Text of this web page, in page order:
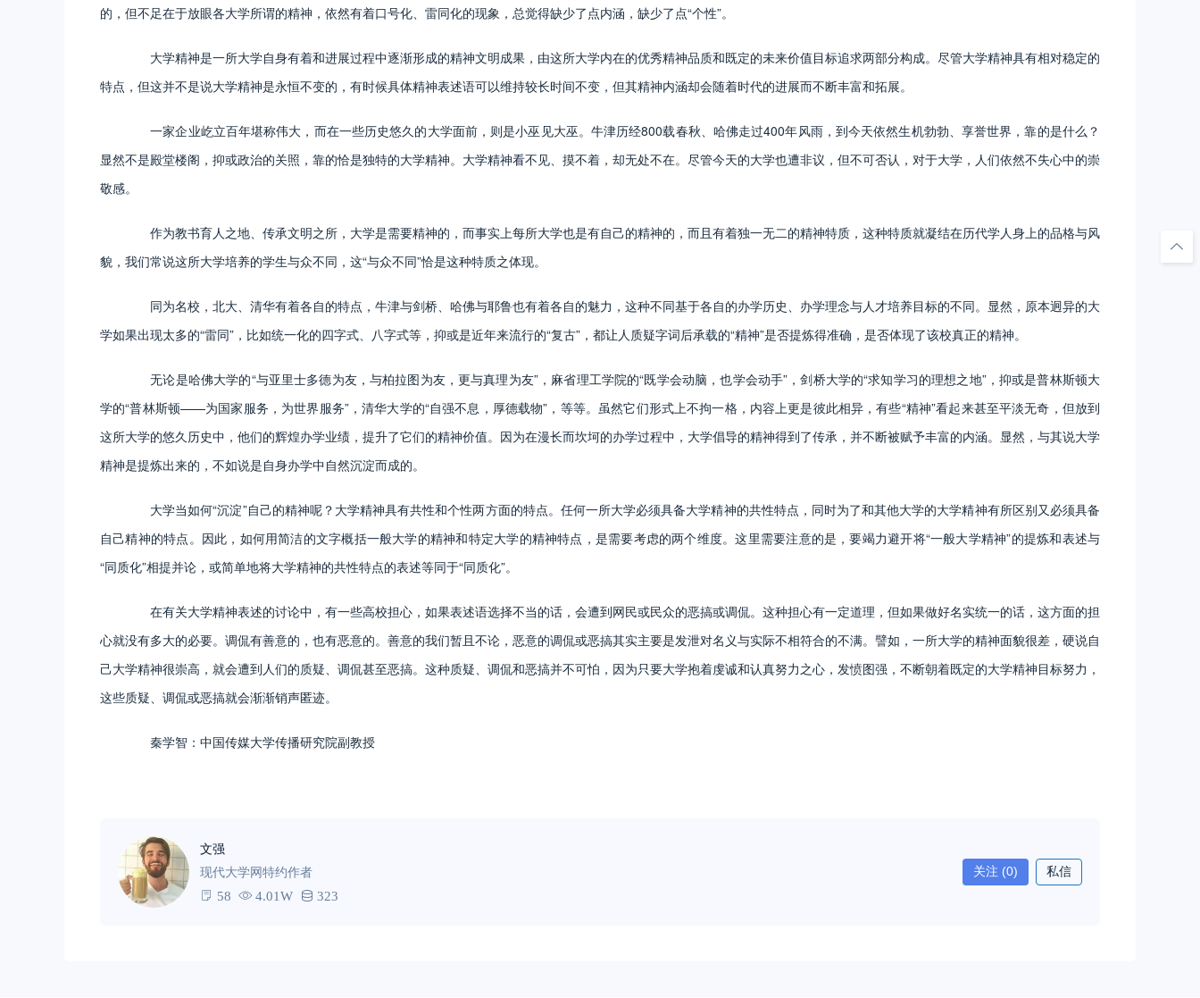
的，但不足在于放眼各大学所谓的精神，依然有着口号化、雷同化的现象，总觉得缺少了点内涵，缺少了点“个性”。
大学精神是一所大学自身有着和进展过程中逐渐形成的精神文明成果，由这所大学内在的优秀精神品质和既定的未来价值目标追求两部分构成。尽管大学精神具有相对稳定的
特点，但这并不是说大学精神是永恒不变的，有时候具体精神表述语可以维持较长时间不变，但其精神内涵却会随着时代的进展而不断丰富和拓展。
一家企业屹立百年堪称伟大，而在一些历史悠久的大学面前，则是小巫见大巫。牛津历经800载春秋、哈佛走过400年风雨，到今天依然生机勃勃、享誉世界，靠的是什么？
显然不是殿堂楼阁，抑或政治的关照，靠的恰是独特的大学精神。大学精神看不见、摸不着，却无处不在。尽管今天的大学也遭非议，但不可否认，对于大学，人们依然不失心中的崇
敬感。
作为教书育人之地、传承文明之所，大学是需要精神的，而事实上每所大学也是有自己的精神的，而且有着独一无二的精神特质，这种特质就凝结在历代学人身上的品格与风
貌，我们常说这所大学培养的学生与众不同，这“与众不同”恰是这种特质之体现。
同为名校，北大、清华有着各自的特点，牛津与剑桥、哈佛与耶鲁也有着各自的魅力，这种不同基于各自的办学历史、办学理念与人才培养目标的不同。显然，原本迥异的大
学如果出现太多的“雷同”，比如统一化的四字式、八字式等，抑或是近年来流行的“复古”，都让人质疑字词后承载的“精神”是否提炼得准确，是否体现了该校真正的精神。
无论是哈佛大学的“与亚里士多德为友，与柏拉图为友，更与真理为友”，麻省理工学院的“既学会动脑，也学会动手”，剑桥大学的“求知学习的理想之地”，抑或是普林斯顿大
学的“普林斯顿——为国家服务，为世界服务”，清华大学的“自强不息，厚德载物”，等等。虽然它们形式上不拘一格，内容上更是彼此相异，有些“精神”看起来甚至平淡无奇，但放到
这所大学的悠久历史中，他们的辉煌办学业绩，提升了它们的精神价值。因为在漫长而坎坷的办学过程中，大学倡导的精神得到了传承，并不断被赋予丰富的内涵。显然，与其说大学
精神是提炼出来的，不如说是自身办学中自然沉淀而成的。
大学当如何“沉淀”自己的精神呢？大学精神具有共性和个性两方面的特点。任何一所大学必须具备大学精神的共性特点，同时为了和其他大学的大学精神有所区别又必须具备
自己精神的特点。因此，如何用简洁的文字概括一般大学的精神和特定大学的精神特点，是需要考虑的两个维度。这里需要注意的是，要竭力避开将“一般大学精神”的提炼和表述与
“同质化”相提并论，或简单地将大学精神的共性特点的表述等同于“同质化”。
在有关大学精神表述的讨论中，有一些高校担心，如果表述语选择不当的话，会遭到网民或民众的恶搞或调侃。这种担心有一定道理，但如果做好名实统一的话，这方面的担
心就没有多大的必要。调侃有善意的，也有恶意的。善意的我们暂且不论，恶意的调侃或恶搞其实主要是发泄对名义与实际不相符合的不满。譬如，一所大学的精神面貌很差，硬说自
己大学精神很崇高，就会遭到人们的质疑、调侃甚至恶搞。这种质疑、调侃和恶搞并不可怕，因为只要大学抱着虔诚和认真努力之心，发愤图强，不断朝着既定的大学精神目标努力，
这些质疑、调侃或恶搞就会渐渐销声匿迹。
秦学智：中国传媒大学传播研究院副教授
文强
现代大学网特约作者
58 4.01W 323
关注 (0) 私信